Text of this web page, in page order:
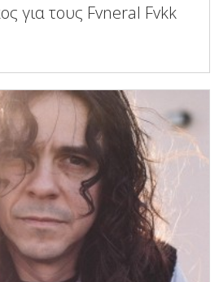
για τους Fvneral Fvkk